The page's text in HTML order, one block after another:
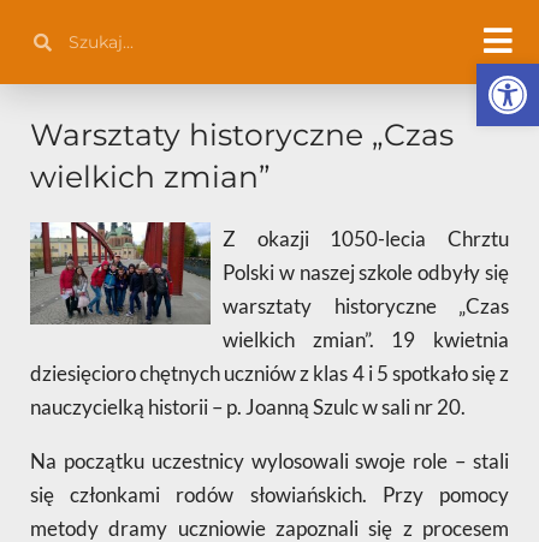
treści
Warsztaty historyczne „Czas
wielkich zmian”
Z okazji 1050-lecia Chrztu
Polski w naszej szkole odbyły się
warsztaty historyczne „Czas
wielkich zmian”. 19 kwietnia
dziesięcioro chętnych uczniów z klas 4 i 5 spotkało się z
nauczycielką historii – p. Joanną Szulc w sali nr 20.
Na początku uczestnicy wylosowali swoje role – stali
się członkami rodów słowiańskich. Przy pomocy
metody dramy uczniowie zapoznali się z procesem